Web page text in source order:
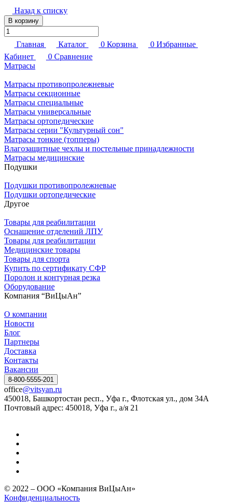
Назад к списку
В корзину
Главная Каталог 0 Корзина 0 Избранные
Кабинет
0 Сравнение
Матрасы
Матрасы противопролежневые
Матрасы секционные
Матрасы специальные
Матрасы универсальные
Матрасы ортопедические
Матрасы серии "Культурный сон"
Матрасы тонкие (топперы)
Влагозащитные чехлы и постельные принадлежности
Матрасы медицинские
Подушки
Подушки противопролежневые
Подушки ортопедические
Другое
Товары для реабилитации
Оснащение отделений ЛПУ
Товары для реабилитации
Медицинские товары
Товары для спорта
Купить по сертификату СФР
Поролон и контурная резка
Оборудование
Компания “ВиЦыАн”
О компании
Новости
Блог
Партнеры
Доставка
Контакты
Вакансии
8-800-5555-201
office@vitsyan.ru
450018, Башкортостан респ., Уфа г., Флотская ул., дом 34А
Почтовый адрес: 450018, Уфа г., а/я 21
© 2022 – ООО «Компания ВиЦыАн»
Конфиденциальность